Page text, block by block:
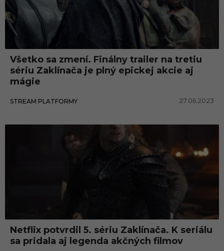
Všetko sa zmení. Finálny trailer na tretiu
sériu Zaklínača je plný epickej akcie aj
mágie
STREAM PLATFORMY 27.06.2023
Netflix potvrdil 5. sériu Zaklínača. K seriálu
sa pridala aj legenda akčných filmov